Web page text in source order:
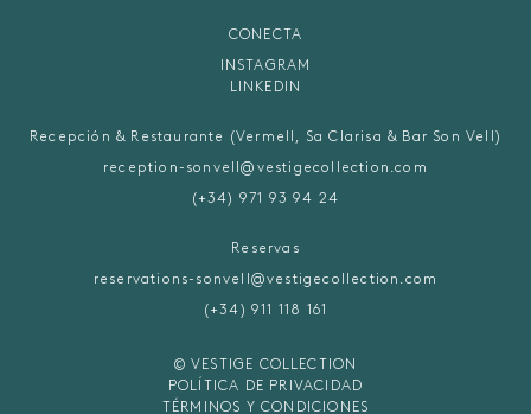
CONECTA
INSTAGRAM
LINKEDIN
Recepción & Restaurante (Vermell, Sa Clarisa & Bar Son Vell)
reception-sonvell@vestigecollection.com
(+34) 971 93 94 24
Reservas
reservations-sonvell@vestigecollection.com
(+34) 911 118 161
© VESTIGE COLLECTION
POLÍTICA DE PRIVACIDAD
TÉRMINOS Y CONDICIONES